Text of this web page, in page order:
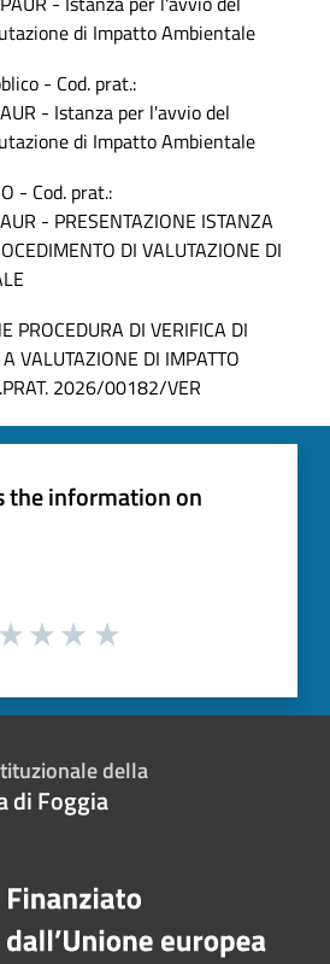
di Impatto Ambientale
- Cod. prat.:
- Istanza per l'avvio del
di Impatto Ambientale
- Cod. prat.:
- PRESENTAZIONE ISTANZA
DI VALUTAZIONE DI
PROCEDURA DI VERIFICA DI
VALUTAZIONE DI IMPATTO
2026/00182/VER
the information on
della
di Foggia